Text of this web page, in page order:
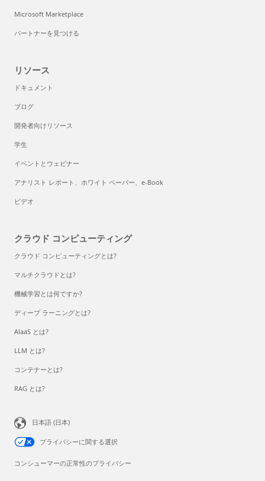
Microsoft Marketplace
パートナーを見つける
リソース
ドキュメント
ブログ
開発者向けリソース
学生
イベントとウェビナー
アナリスト レポート、ホワイト ペーパー、e-Book
ビデオ
クラウド コンピューティング
クラウド コンピューティングとは?
マルチクラウドとは?
機械学習とは何ですか?
ディープ ラーニングとは?
AlaaS とは?
LLM とは?
コンテナーとは?
RAG とは?
日本語 (日本)
プライバシーに関する選択
コンシューマーの正常性のプライバシー